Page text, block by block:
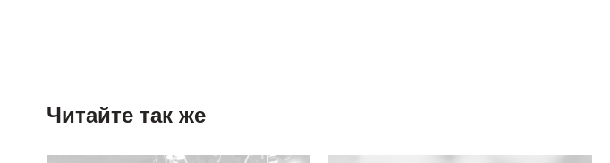
Читайте так же